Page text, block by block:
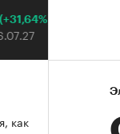
как